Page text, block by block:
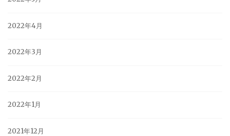
2022年4月
2022年3月
2022年2月
2022年1月
2021年12月